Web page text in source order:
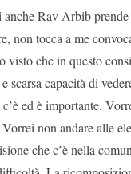
Rav Arbib
non tocca a me
visto che in questo
scarsa capacità di
ed è importante.
non andare alle
che c’è nella